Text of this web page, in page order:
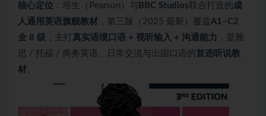
核心定位 ：培生（Pearson）与 BBC Studios联合打造的 成
人通用英语旗舰教材 ，第三版（2025 最新）覆盖 A1–C2
全 8 级 ，主打 真实语境口语 + 视听输入 + 沟通能力
，是雅
思 / 托福 / 商务英语、日常交流与出国口语的 首选听说教
材